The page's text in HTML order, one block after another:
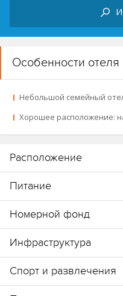
Особенности отеля
Небольшой семейный
Хорошее расположение:
Расположение
Питание
Номерной фонд
Инфраструктура
Спорт и развлечения